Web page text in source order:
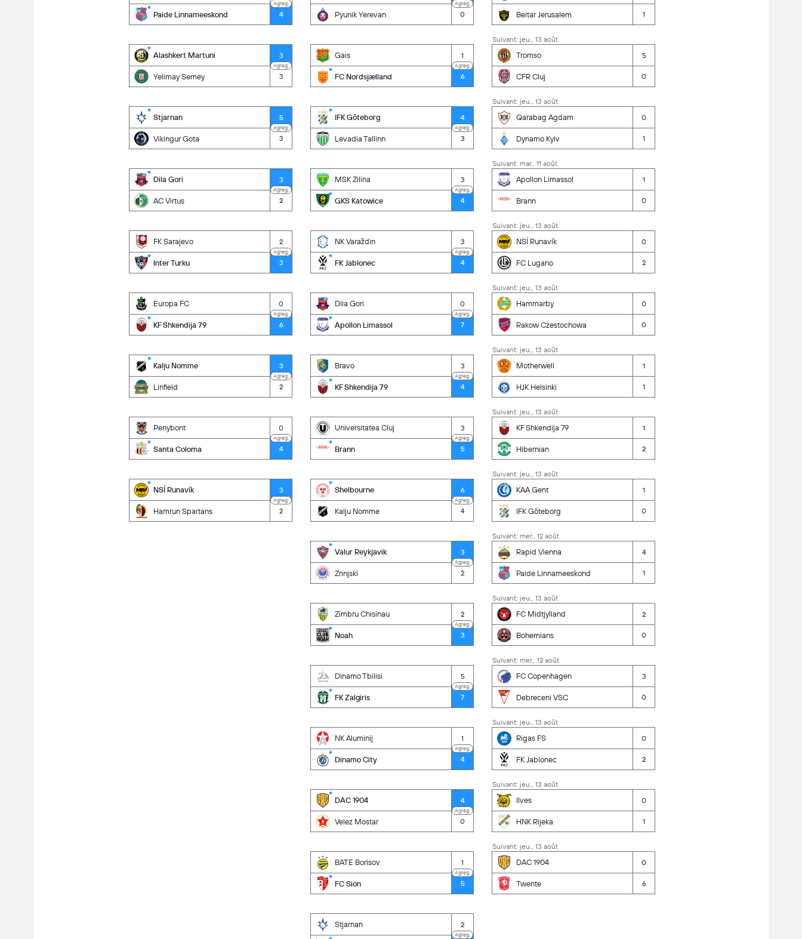
Agreg.
Paide Linnameeskond 4
Alashkert Martuni 3
Agreg.
Yelimay Semey 3
Stjarnan 5
Agreg.
Vikingur Gota 3
Dila Gori 3
Agreg.
AC Virtus 2
FK Sarajevo 2
Agreg.
Inter Turku 3
Europa FC 0
Agreg.
KF Shkendija 79 6
Kalju Nomme 3
Agreg.
Linfield 2
Penybont 0
Agreg.
Santa Coloma 4
NSÍ Runavík 3
Agreg.
Hamrun Spartans 2
Agreg.
Pyunik Yerevan 0
Gais 1
Agreg.
FC Nordsjælland 6
IFK Göteborg 4
Agreg.
Levadia Tallinn 3
MSK Zilina 3
Agreg.
GKS Katowice 4
NK Varaždin 3
Agreg.
FK Jablonec 4
Dila Gori 0
Agreg.
Apollon Limassol 7
Bravo 3
Agreg.
KF Shkendija 79 4
Universitatea Cluj 3
Agreg.
Brann 5
Shelbourne 6
Agreg.
Kalju Nomme 4
Valur Reykjavik 3
Agreg.
Zrinjski 2
Zimbru Chisinau 2
Agreg.
Noah 3
Dinamo Tbilisi 5
Agreg.
FK Zalgiris 7
NK Aluminij 1
Agreg.
Dinamo City 4
DAC 1904 4
Agreg.
Velez Mostar 0
BATE Borisov 1
Agreg.
FC Sion 5
Stjarnan 2
Agreg.
Beitar Jerusalem 1
Suivant: jeu., 13 août
Tromso 5
CFR Cluj 0
Suivant: jeu., 13 août
Qarabag Agdam 0
Dynamo Kyiv 1
Suivant: mar., 11 août
Apollon Limassol 1
Brann 0
Suivant: jeu., 13 août
NSÍ Runavík 0
FC Lugano 2
Suivant: jeu., 13 août
Hammarby 0
Rakow Czestochowa 0
Suivant: jeu., 13 août
Motherwell 1
HJK Helsinki 1
Suivant: jeu., 13 août
KF Shkendija 79 1
Hibernian 2
Suivant: jeu., 13 août
KAA Gent 1
IFK Göteborg 0
Suivant: mer., 12 août
Rapid Vienna 4
Paide Linnameeskond 1
Suivant: jeu., 13 août
FC Midtjylland 2
Bohemians 0
Suivant: mer., 12 août
FC Copenhagen 3
Debreceni VSC 0
Suivant: jeu., 13 août
Rigas FS 0
FK Jablonec 2
Suivant: jeu., 13 août
Ilves 0
HNK Rijeka 1
Suivant: jeu., 13 août
DAC 1904 0
Twente 6